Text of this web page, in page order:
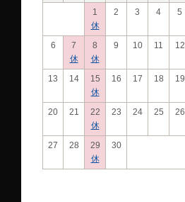
1
休
2 3 4 5
6
7
休
8
休
9 10 11 12
13 14
15
休
16 17 18 19
20 21
22
休
23 24 25 26
27 28
29
休
30